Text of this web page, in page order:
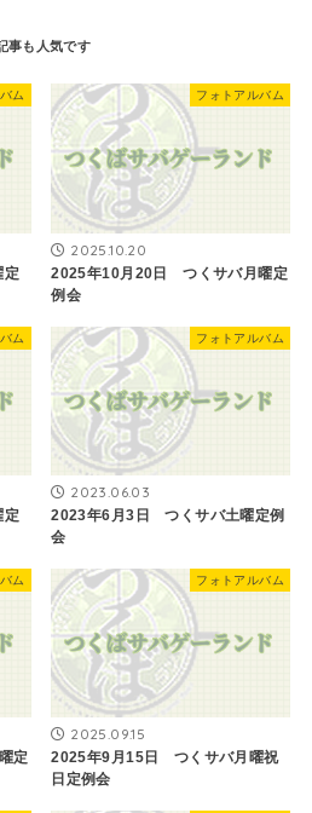
ム
定
フォトアルバム
2025.10.20
2025年10月20日 つくサバ月曜定
例会
ム
定
フォトアルバム
2023.06.03
2023年6月3日 つくサバ土曜定例
会
ム
定
フォトアルバム
2025.09.15
2025年9月15日 つくサバ月曜祝
日定例会